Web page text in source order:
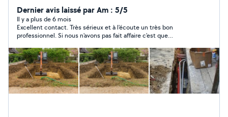
déracinement souche - livraison terre - pose V.R.D -
enrochement - terrain pétanque N'hésitez pas à poser
vos questions et demander votre devis gratuitement.
Dernier avis laissé par Am : 5/5
Il y a plus de 6 mois
Excellent contact. Très sérieux et à l'écoute un très bon
professionnel. Si nous n'avons pas fait affaire c'est que
réfléchir plus posément.